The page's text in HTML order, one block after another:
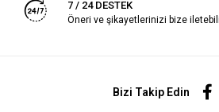
7 / 24 DESTEK
Öneri ve şikayetlerinizi bize
Bizi Takip Edin